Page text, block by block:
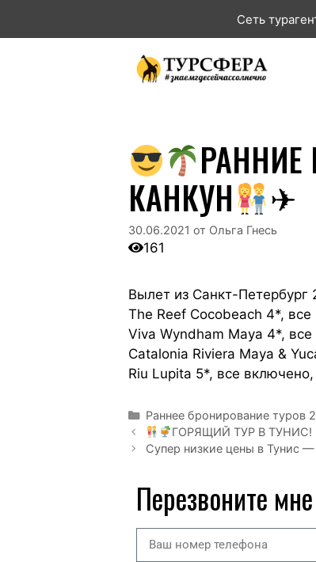
Сеть
РАННИЕ
КАНКУН
✈
30.06.2021 от Ольга Гнесь
161
Вылет из Санкт-Петербург
The Reef Cocobeach 4*,
Viva Wyndham Maya 4*,
Catalonia Riviera Maya &
Riu Lupita 5*, все
Раннее бронирование туров
ГОРЯЩИЙ ТУР В ТУНИС!
Супер низкие цены в Тунис
Перезвоните